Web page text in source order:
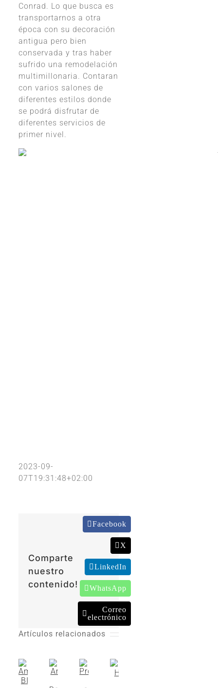
Conrad. Lo que busca es
transportarnos a otra
época con su decoración
antigua pero bien
conservada y tras haber
sufrido una remodelación
multimillonaria. Contaran
con varios salones de
diferentes estilos donde
se podrá disfrutar de
diferentes servicios de
primer nivel.
2023-09-
07T19:31:48+02:00
Comparte
nuestro
contenido!
Facebook
X
LinkedIn
WhatsApp
Correo
electrónico
Artículos relacionados